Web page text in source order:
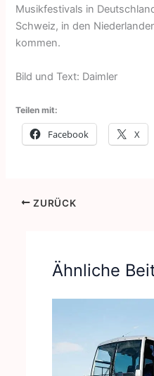
Musikfestivals in
Schweiz, in den
kommen.
Bild und Text: Daimler
Teilen mit:
Facebook X
ZURÜCK
Ähnliche